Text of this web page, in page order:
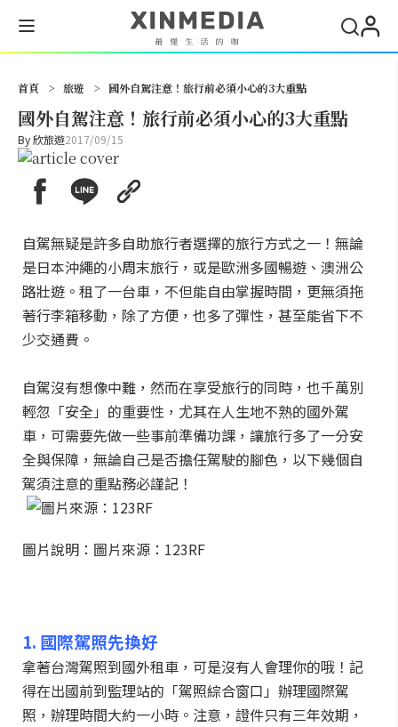
首頁 > 旅遊 > 國外自駕注意！旅行前必須小心的3大重點
國外自駕注意！旅行前必須小心的3大重點
By欣旅遊2017/09/15
自駕無疑是許多自助旅行者選擇的旅行方式之一！無論
是日本沖繩的小周末旅行，或是歐洲多國暢遊、澳洲公
路壯遊。租了一台車，不但能自由掌握時間，更無須拖
著行李箱移動，除了方便，也多了彈性，甚至能省下不
少交通費。
自駕沒有想像中難，然而在享受旅行的同時，也千萬別
輕忽「安全」的重要性，尤其在人生地不熟的國外駕
車，可需要先做一些事前準備功課，讓旅行多了一分安
全與保障，無論自己是否擔任駕駛的腳色，以下幾個自
駕須注意的重點務必謹記！
圖片說明：圖片來源：123RF
1. 國際駕照先換好
拿著台灣駕照到國外租車，可是沒有人會理你的哦！記
得在出國前到監理站的「駕照綜合窗口」辦理國際駕
照，辦理時間大約一小時。注意，證件只有三年效期，